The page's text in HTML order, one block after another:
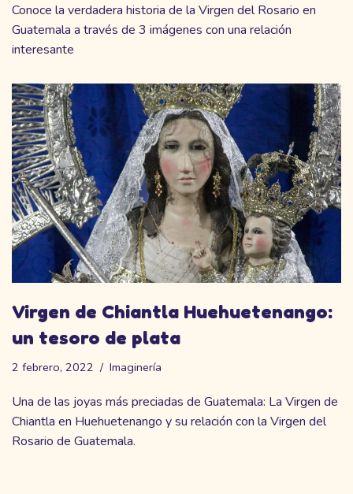
Conoce la verdadera historia de la Virgen del Rosario en
Guatemala a través de 3 imágenes con una relación
interesante
Virgen de Chiantla Huehuetenango:
un tesoro de plata
2 febrero, 2022 Imaginería
Una de las joyas más preciadas de Guatemala: La Virgen de
Chiantla en Huehuetenango y su relación con la Virgen del
Rosario de Guatemala.